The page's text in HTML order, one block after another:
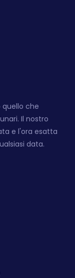
quello che
Il nostro
e l'ora esatta
data.